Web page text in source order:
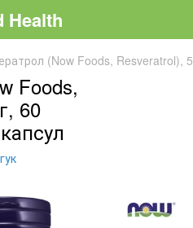
Health
(Now Foods, Resveratrol),
Foods,
60